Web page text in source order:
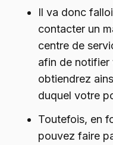
Il va donc
contacter un
centre de
afin de notifier
obtiendrez
duquel votre
Toutefois, en
pouvez faire